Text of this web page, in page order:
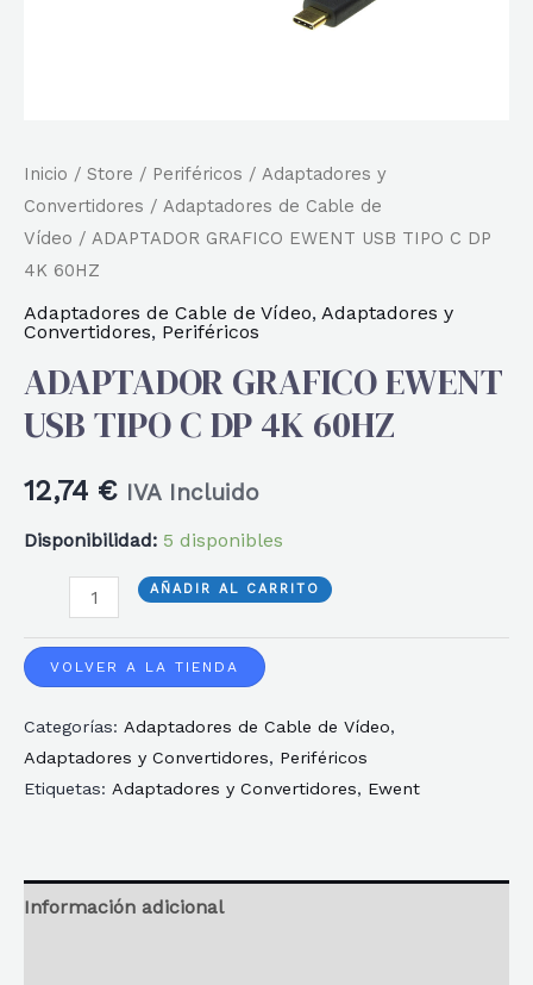
Inicio / Store / Periféricos / Adaptadores y
Convertidores / Adaptadores de Cable de
Vídeo / ADAPTADOR GRAFICO EWENT USB TIPO C DP
4K 60HZ
Adaptadores de Cable de Vídeo, Adaptadores y
Convertidores, Periféricos
ADAPTADOR GRAFICO EWENT
USB TIPO C DP 4K 60HZ
12,74 € IVA Incluido
Disponibilidad: 5 disponibles
ADAPTADOR
EWENT
TIPO
C
DP
cantidad
AÑADIR AL CARRITO
VOLVER A LA TIENDA
Categorías: Adaptadores de Cable de Vídeo,
Adaptadores y Convertidores, Periféricos
Etiquetas: Adaptadores y Convertidores, Ewent
Información adicional